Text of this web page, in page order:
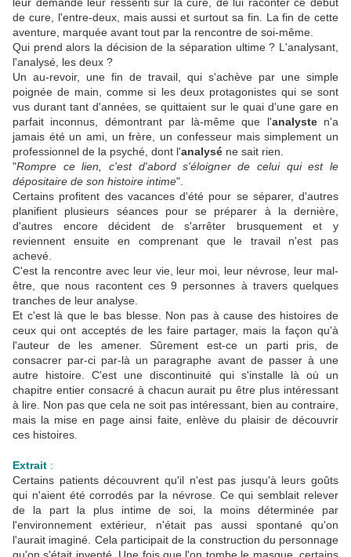
de cure, l'entre-deux, mais aussi et surtout sa fin. La fin de cette
aventure, marquée avant tout par la rencontre de soi-même.
Qui prend alors la décision de la séparation ultime ? L'analysant,
l'analysé, les deux ?
Un au-revoir, une fin de travail, qui s'achève par une simple
poignée de main, comme si les deux protagonistes qui se sont
vus durant tant d'années, se quittaient sur le quai d'une gare en
parfait inconnus, démontrant par là-même que l'analysten'a
jamais été un ami, un frère, un confesseur mais simplement un
professionnel de la psyché, dont l'analysé ne sait rien.
"Rompre ce lien, c'est d'abord s'éloigner de celui qui est le
dépositaire de son histoire intime".
Certains profitent des vacances d'été pour se séparer, d'autres
planifient plusieurs séances pour se préparer à la dernière,
d'autres encore décident de s'arrêter brusquement et y
reviennent ensuite en comprenant que le travail n'est pas
achevé.
C'est la rencontre avec leur vie, leur moi, leur névrose, leur mal-
être, que nous racontent ces 9 personnes à travers quelques
tranches de leur analyse.
Et c'est là que le bas blesse. Non pas à cause des histoires de
ceux qui ont acceptés de les faire partager, mais la façon qu'à
l'auteur de les amener. Sûrement est-ce un parti pris, de
consacrer par-ci par-là un paragraphe avant de passer à une
autre histoire. C'est une discontinuité qui s'installe là où un
chapitre entier consacré à chacun aurait pu être plus intéressant
à lire. Non pas que cela ne soit pas intéressant, bien au contraire,
mais la mise en page ainsi faite, enlève du plaisir de découvrir
ces histoires.
Extrait :
Certains patients découvrent qu'il n'est pas jusqu'à leurs goûts
qui n'aient été corrodés par la névrose. Ce qui semblait relever
de la part la plus intime de soi, la moins déterminée par
l'environnement extérieur, n'était pas aussi spontané qu'on
l'aurait imaginé. Cela participait de la construction du personnage